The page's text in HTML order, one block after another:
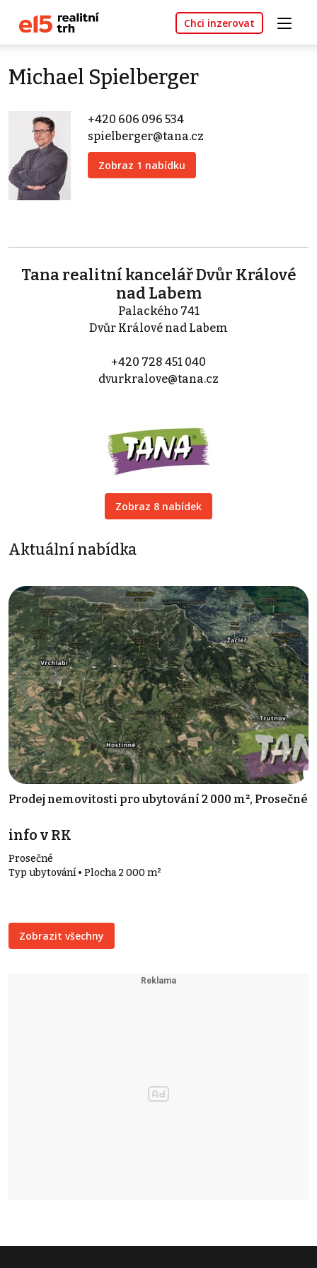
Chci inzerovat
Michael Spielberger
+420 606 096 534
spielberger@tana.cz
Zobraz 1 nabídku
Tana realitní kancelář Dvůr Králové
nad Labem
Palackého 741
Dvůr Králové nad Labem
+420 728 451 040
dvurkralove@tana.cz
Zobraz 8 nabídek
Aktuální nabídka
Prodej nemovitosti pro ubytování 2 000 m², Prosečné
info v RK
Prosečné
Typ ubytování • Plocha 2 000 m²
Zobrazit všechny